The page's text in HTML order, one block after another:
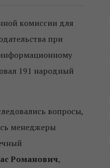
комиссии для
при
191 народный
вопросы,
менеджеры
Романович,